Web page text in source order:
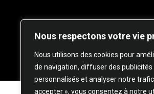
Nous respectons votre vie
Nous utilisons des cookies pour
de navigation, diffuser des publicités
personnalisés et analyser notre
accepter », vous consentez à notre